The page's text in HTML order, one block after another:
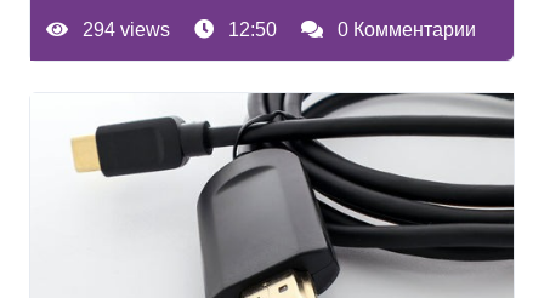
294 views 12:50 0 Комментарии